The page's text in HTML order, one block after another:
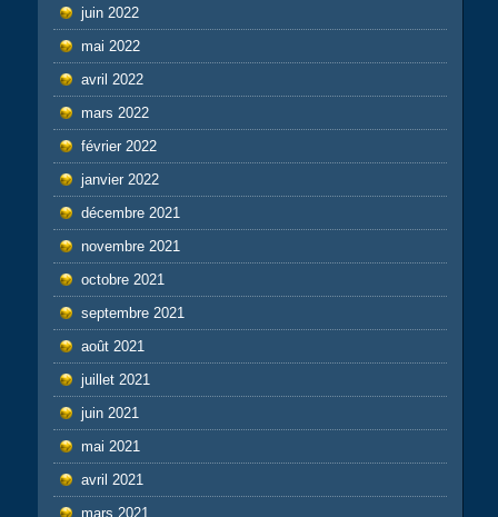
juin 2022
mai 2022
avril 2022
mars 2022
février 2022
janvier 2022
décembre 2021
novembre 2021
octobre 2021
septembre 2021
août 2021
juillet 2021
juin 2021
mai 2021
avril 2021
mars 2021